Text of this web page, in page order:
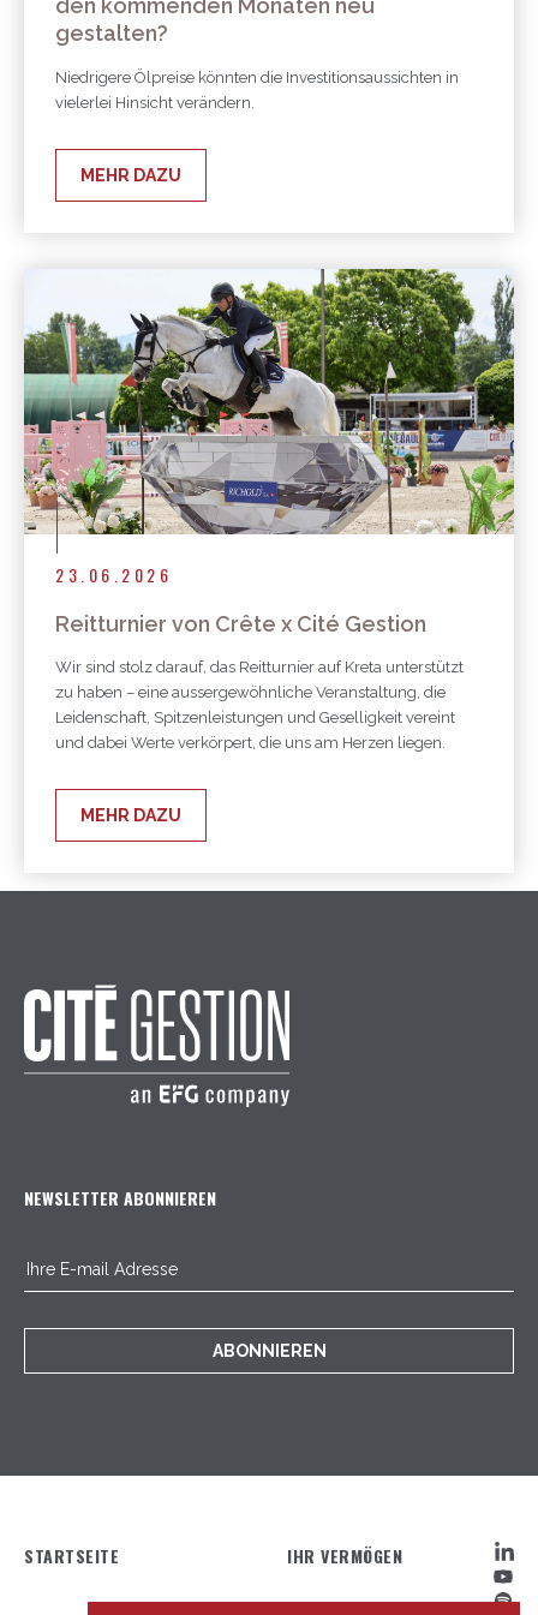
gestalten?
Niedrigere Ölpreise könnten die Investitionsaussichten in
vielerlei Hinsicht verändern.
MEHR DAZU
23.06.2026
Reitturnier von Crête x Cité Gestion
Wir sind stolz darauf, das Reitturnier auf Kreta unterstützt
zu haben – eine aussergewöhnliche Veranstaltung, die
Leidenschaft, Spitzenleistungen und Geselligkeit vereint
und dabei Werte verkörpert, die uns am Herzen liegen.
MEHR DAZU
NEWSLETTER ABONNIEREN
ABONNIEREN
STARTSEITE IHR VERMÖGEN